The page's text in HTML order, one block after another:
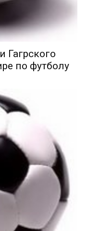
Гагрского
по футболу